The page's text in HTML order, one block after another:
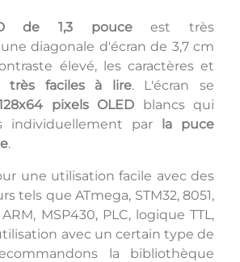
de 1,3 pouceest très
diagonale d'écran de 3,7 cm
élevé, les caractères et
très faciles à lire. L'écran se
pixels OLED blancs qui
individuellement par la puce
.
une utilisation facile avec des
tels que ATmega, STM32, 8051,
ARM, MSP430, PLC, logique TTL,
avec un certain type de
la bibliothèque